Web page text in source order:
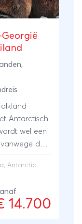
,
Antarctisch
wel een
de
Tijdens
Antarctic
14.700